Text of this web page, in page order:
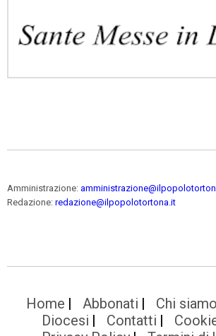
Amministrazione:
Redazione: redazione@ilpopolotortona.it
Home Abbonati Chi siamo
Diocesi
Contatti